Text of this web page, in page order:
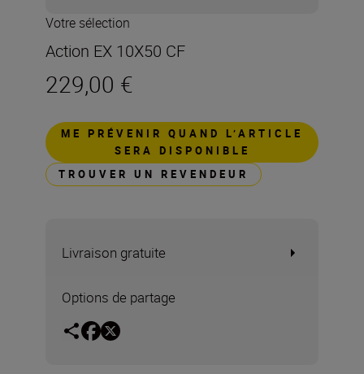
Votre sélection
Action EX 10X50 CF
229,00 €
ME PRÉVENIR QUAND L’ARTICLE
SERA DISPONIBLE
TROUVER UN REVENDEUR
Livraison gratuite
Options de partage